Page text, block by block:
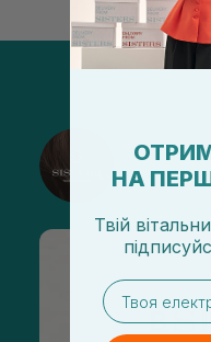
НА
Твій
email